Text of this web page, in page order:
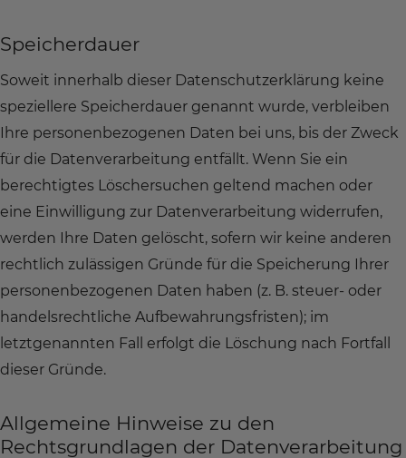
Speicherdauer
Soweit innerhalb dieser Datenschutzerklärung keine
speziellere Speicherdauer genannt wurde, verbleiben
Ihre personenbezogenen Daten bei uns, bis der Zweck
für die Datenverarbeitung entfällt. Wenn Sie ein
berechtigtes Löschersuchen geltend machen oder
eine Einwilligung zur Datenverarbeitung widerrufen,
werden Ihre Daten gelöscht, sofern wir keine anderen
rechtlich zulässigen Gründe für die Speicherung Ihrer
personenbezogenen Daten haben (z. B. steuer- oder
handelsrechtliche Aufbewahrungsfristen); im
letztgenannten Fall erfolgt die Löschung nach Fortfall
dieser Gründe.
Allgemeine Hinweise zu den
Rechtsgrundlagen der Datenverarbeitung